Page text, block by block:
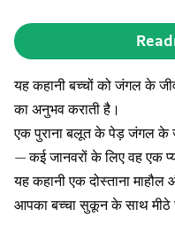
यह कहानी बच्चों को जंगल के
का अनुभव कराती है।
एक पुराना बलूत के पेड़ जंगल के
— कई जानवरों के लिए वह एक
यह कहानी एक दोस्ताना
आपका बच्चा सुकून के साथ मीठे